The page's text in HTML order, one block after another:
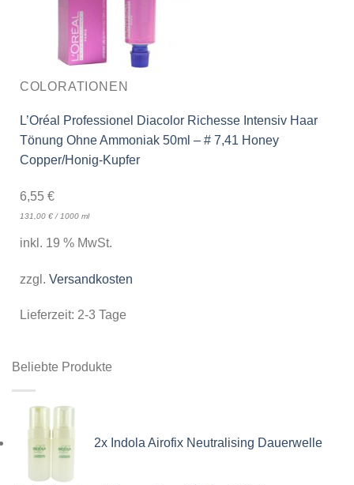
COLORATIONEN
L’Oréal Professionel Diacolor Richesse Intensiv Haar
Tönung Ohne Ammoniak 50ml – # 7,41 Honey
Copper/Honig-Kupfer
6,55 €
131,00 €/ 1000 ml
inkl. 19 % MwSt.
zzgl. Versandkosten
Lieferzeit: 2-3 Tage
Beliebte Produkte
2x Indola Airofix Neutralising Dauerwelle